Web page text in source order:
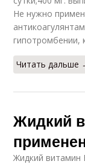
Не нужно
гипотромбении,
Читать дальше
Жидкий
Жидкий витамин